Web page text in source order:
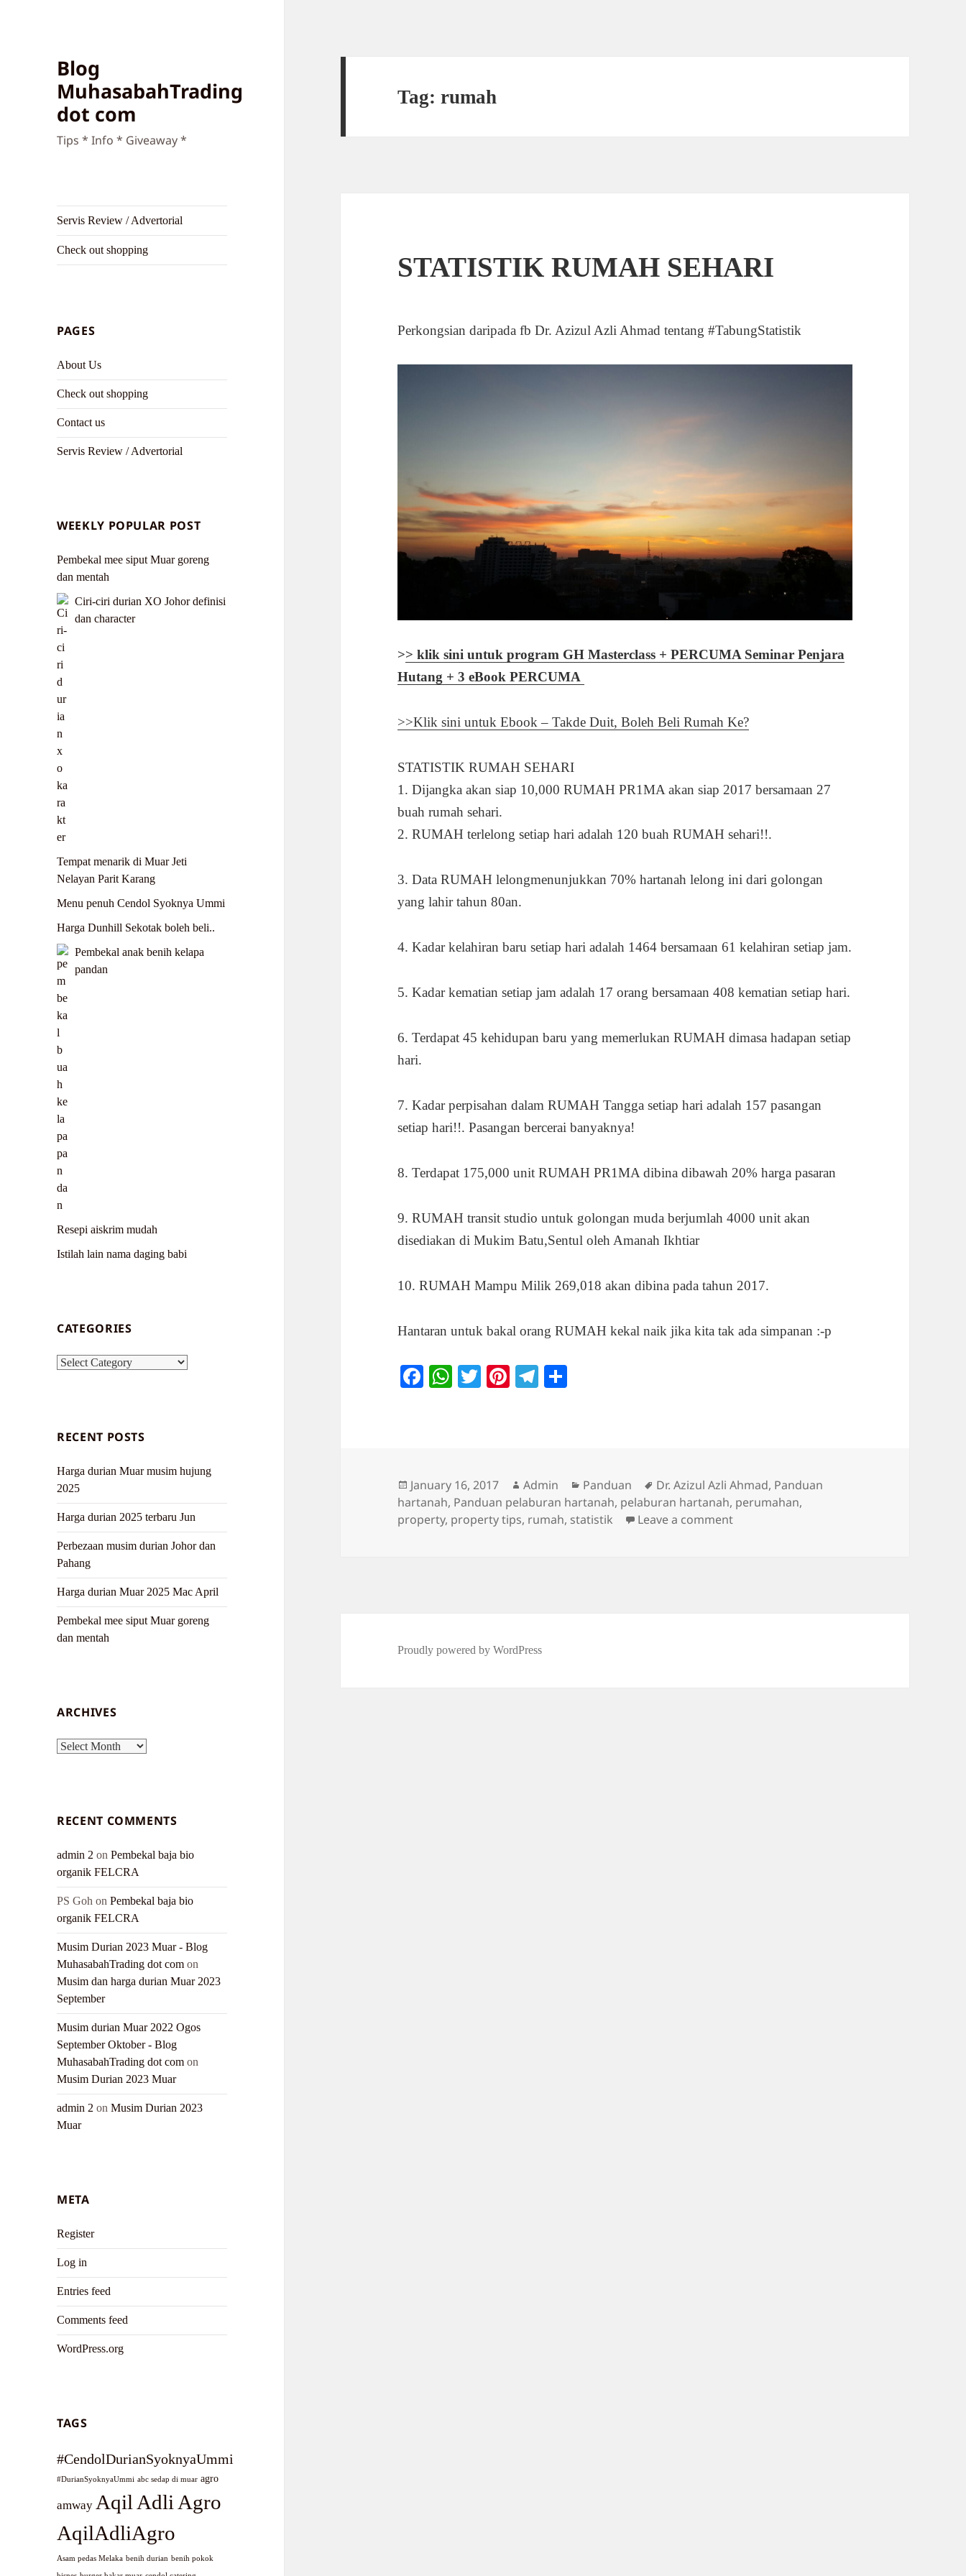
Blog
MuhasabahTrading
dot com
Tips * Info * Giveaway *
Servis Review / Advertorial
Check out shopping
PAGES
About Us
Check out shopping
Contact us
Servis Review / Advertorial
WEEKLY POPULAR POST
Pembekal mee siput Muar goreng
dan mentah
Ciri-ciri durian XO Johor definisi
dan character
Tempat menarik di Muar Jeti
Nelayan Parit Karang
Menu penuh Cendol Syoknya Ummi
Harga Dunhill Sekotak boleh beli..
Pembekal anak benih kelapa
pandan
Resepi aiskrim mudah
Istilah lain nama daging babi
CATEGORIES
Categories
RECENT POSTS
Harga durian Muar musim hujung
2025
Harga durian 2025 terbaru Jun
Perbezaan musim durian Johor dan
Pahang
Harga durian Muar 2025 Mac April
Pembekal mee siput Muar goreng
dan mentah
ARCHIVES
Archives
RECENT COMMENTS
admin 2 onPembekal baja bio
organik FELCRA
PS Goh onPembekal baja bio
organik FELCRA
Musim Durian 2023 Muar - Blog
MuhasabahTrading dot com on
Musim dan harga durian Muar 2023
September
Musim durian Muar 2022 Ogos
September Oktober - Blog
MuhasabahTrading dot com on
Musim Durian 2023 Muar
admin 2 onMusim Durian 2023
Muar
META
Register
Log in
Entries feed
Comments feed
WordPress.org
TAGS
#CendolDurianSyoknyaUmmi
#DurianSyoknyaUmmi abc sedap di muar agro
amway Aqil Adli Agro
AqilAdliAgro
Asam pedas Melaka benih durian benih pokok
Tag:rumah
STATISTIK RUMAH SEHARI
​Perkongsian daripada fb Dr. Azizul Azli Ahmad tentang #TabungStatistik
>> klik sini untuk program GH Masterclass + PERCUMA Seminar Penjara
Hutang + 3 eBook PERCUMA
>>Klik sini untuk Ebook – Takde Duit, Boleh Beli Rumah Ke?
STATISTIK RUMAH SEHARI
1. Dijangka akan siap 10,000 RUMAH PR1MA akan siap 2017 bersamaan 27
buah rumah sehari.
2. RUMAH terlelong setiap hari adalah 120 buah RUMAH sehari!!.
3. Data RUMAH lelongmenunjukkan 70% hartanah lelong ini dari golongan
yang lahir tahun 80an.
4. Kadar kelahiran baru setiap hari adalah 1464 bersamaan 61 kelahiran setiap jam.
5. Kadar kematian setiap jam adalah 17 orang bersamaan 408 kematian setiap hari.
6. Terdapat 45 kehidupan baru yang memerlukan RUMAH dimasa hadapan setiap
hari.
7. Kadar perpisahan dalam RUMAH Tangga setiap hari adalah 157 pasangan
setiap hari!!. Pasangan bercerai banyaknya!
8. Terdapat 175,000 unit RUMAH PR1MA dibina dibawah 20% harga pasaran
9. RUMAH transit studio untuk golongan muda berjumlah 4000 unit akan
disediakan di Mukim Batu,Sentul oleh Amanah Ikhtiar
10. RUMAH Mampu Milik 269,018 akan dibina pada tahun 2017.
Hantaran untuk bakal orang RUMAH kekal naik jika kita tak ada simpanan :-p
Fa W
T
Pi
Te
Posted
on
January 16, 2017 Author
Admin Categories
Panduan Tags
Dr. Azizul Azli Ahmad, Panduan
hartanah, Panduan pelaburan hartanah, pelaburan hartanah, perumahan,
property, property tips, rumah, statistik Leave a commenton STATISTIK RUMAH SEHARI
Proudly powered by WordPress